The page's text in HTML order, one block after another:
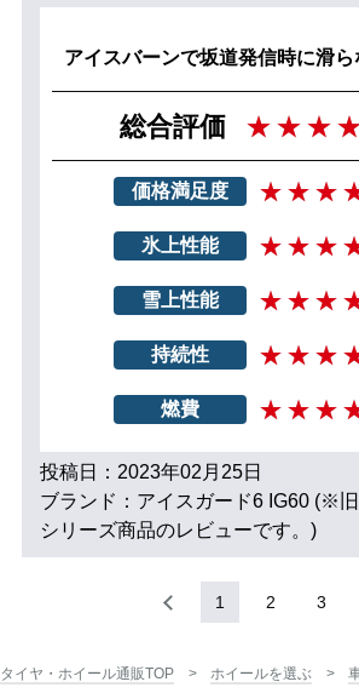
アイスバーンで坂道発信時に滑ら
総合評価
価格満足度
氷上性能
雪上性能
持続性
燃費
投稿日：2023年02月25日
ブランド：アイスガード6 IG60 (※
シリーズ商品のレビューです。)
1 2 3
タイヤ・ホイール通販TOP ホイールを選ぶ